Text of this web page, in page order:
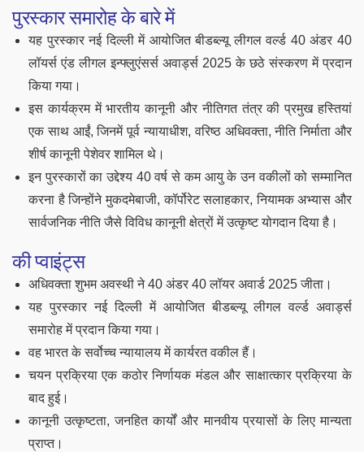
पुरस्कार समारोह के बारे में
यह पुरस्कार नई दिल्ली में आयोजित बीडब्ल्यू लीगल वर्ल्ड 40 अंडर 40
लॉयर्स एंड लीगल इन्फ्लुएंसर्स अवार्ड्स 2025 के छठे संस्करण में प्रदान
किया गया।
इस कार्यक्रम में भारतीय कानूनी और नीतिगत तंत्र की प्रमुख हस्तियां
एक साथ आईं, जिनमें पूर्व न्यायाधीश, वरिष्ठ अधिवक्ता, नीति निर्माता और
शीर्ष कानूनी पेशेवर शामिल थे।
इन पुरस्कारों का उद्देश्य 40 वर्ष से कम आयु के उन वकीलों को सम्मानित
करना है जिन्होंने मुकदमेबाजी, कॉर्पोरेट सलाहकार, नियामक अभ्यास और
सार्वजनिक नीति जैसे विविध कानूनी क्षेत्रों में उत्कृष्ट योगदान दिया है।
की प्वाइंट्स
अधिवक्ता शुभम अवस्थी ने 40 अंडर 40 लॉयर अवार्ड 2025 जीता।
यह पुरस्कार नई दिल्ली में आयोजित बीडब्ल्यू लीगल वर्ल्ड अवार्ड्स
समारोह में प्रदान किया गया।
वह भारत के सर्वोच्च न्यायालय में कार्यरत वकील हैं।
चयन प्रक्रिया एक कठोर निर्णायक मंडल और साक्षात्कार प्रक्रिया के
बाद हुई।
कानूनी उत्कृष्टता, जनहित कार्यों और मानवीय प्रयासों के लिए मान्यता
प्राप्त।